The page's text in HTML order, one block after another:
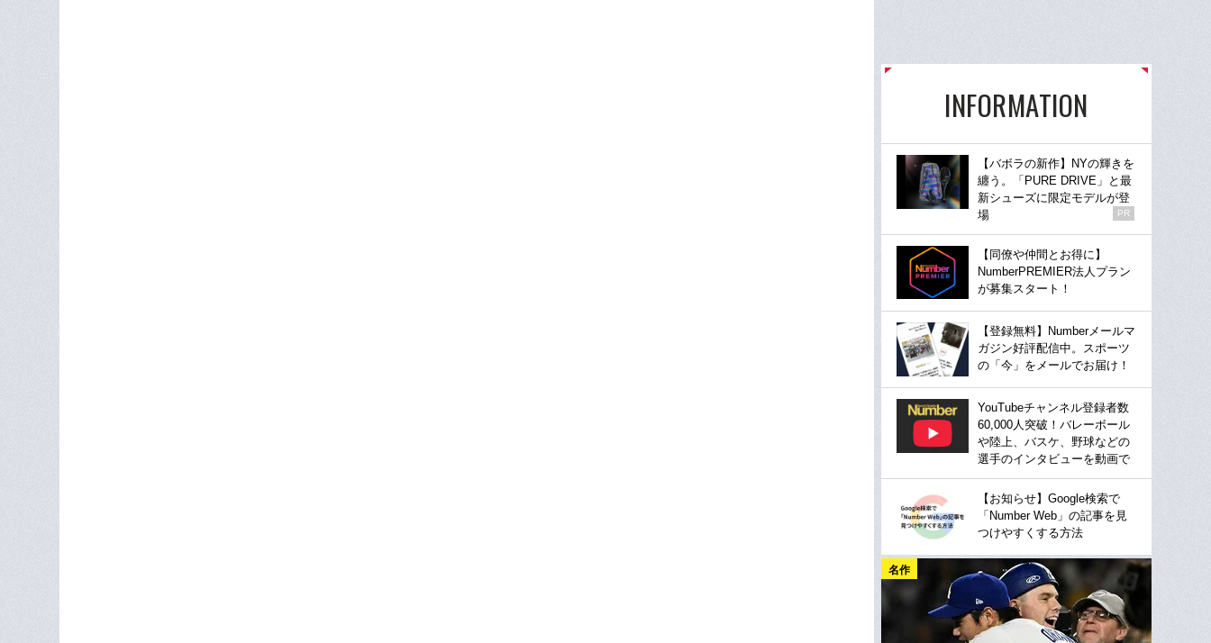
INFORMATION
【バボラの新作】NYの輝きを
纏う。「PURE DRIVE」と最
新シューズに限定モデルが登
場
PR
【同僚や仲間とお得に】
NumberPREMIER法人プラン
が募集スタート！
【登録無料】Numberメールマ
ガジン好評配信中。スポーツ
の「今」をメールでお届け！
YouTubeチャンネル登録者数
60,000人突破！バレーボール
や陸上、バスケ、野球などの
選手のインタビューを動画で
【お知らせ】Google検索で
「Number Web」の記事を見
つけやすくする方法
名作